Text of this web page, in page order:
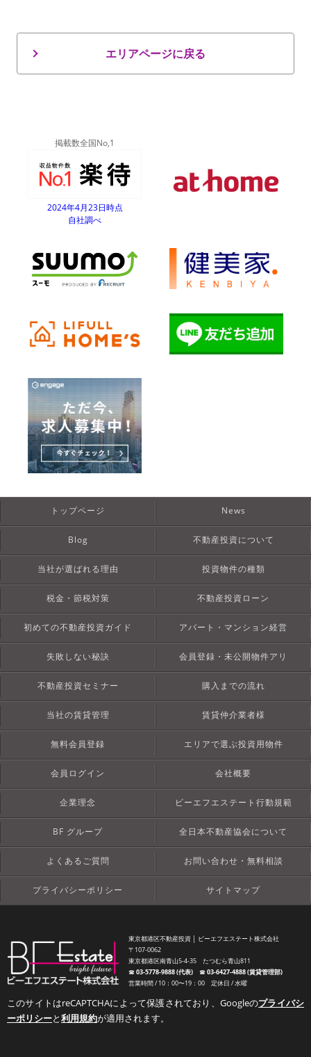
エリアページに戻る
掲載数全国No,1
2024年4月23日時点
自社調べ
トップページ News
Blog 不動産投資について
当社が選ばれる理由 投資物件の種類
税金・節税対策 不動産投資ローン
初めての不動産投資ガイド アパート・マンション経営
失敗しない秘訣 会員登録・未公開物件アリ
不動産投資セミナー 購入までの流れ
当社の賃貸管理 賃貸仲介業者様
無料会員登録 エリアで選ぶ投資用物件
会員ログイン 会社概要
企業理念 ビーエフエステート行動規範
BF グループ 全日本不動産協会について
よくあるご質問 お問い合わせ・無料相談
プライバシーポリシー サイトマップ
東京都港区不動産投資 │ ビーエフエステート株式会社
〒107-0062
東京都港区南青山5-4-35 たつむら青山811
☎︎03-5778-9888 (代表)☎︎03-6427-4888 (賃貸管理部)
営業時間 / 10：00〜19：00 定休日 / 水曜
このサイトはreCAPTCHAによって保護されており、Googleのプライバシ
ーポリシーと利用規約が適用されます。